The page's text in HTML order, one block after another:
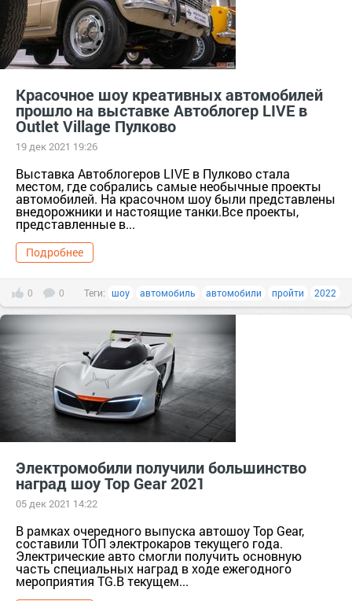
Красочное шоу креативных автомобилей
прошло на выставке Автоблогер LIVE в
Outlet Village Пулково
19 дек 2021 19:26
Выставка Автоблогеров LIVE в Пулково стала
местом, где собрались самые необычные проекты
автомобилей. На красочном шоу были представлены
внедорожники и настоящие танки.Все проекты,
представленные в...
Подробнее
0 0 Теги: шоу автомобиль автомобили пройти 2022
Электромобили получили большинство
наград шоу Top Gear 2021
05 дек 2021 14:22
В рамках очередного выпуска автошоу Top Gear,
составили ТОП электрокаров текущего года.
Электрические авто смогли получить основную
часть специальных наград в ходе ежегодного
мероприятия TG.В текущем...